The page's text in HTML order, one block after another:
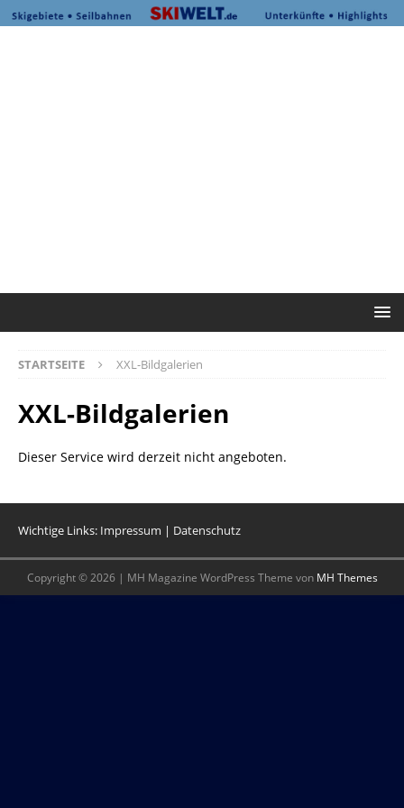
STARTSEITE XXL-Bildgalerien
XXL-Bildgalerien
Dieser Service wird derzeit nicht angeboten.
Wichtige Links: Impressum | Datenschutz
Copyright © 2026 | MH Magazine WordPress Theme von MH Themes